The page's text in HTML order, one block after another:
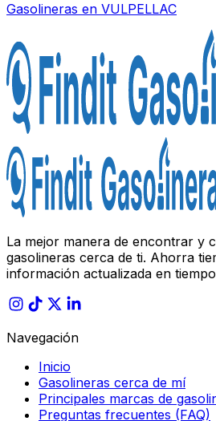
Gasolineras en VULPELLAC
La mejor manera de encontrar y
gasolineras cerca de ti. Ahorra
información actualizada en
Navegación
Inicio
Gasolineras cerca de mí
Principales marcas de
Preguntas frecuentes (FAQ)